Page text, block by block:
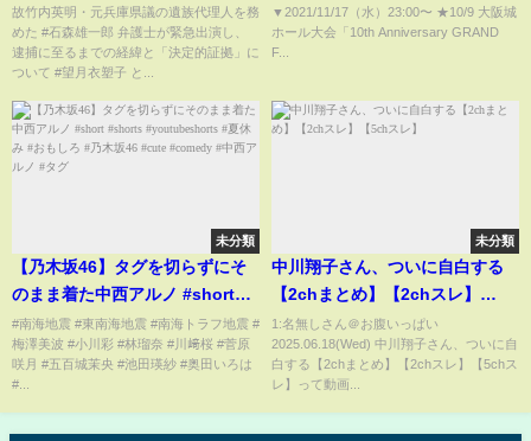
ルト”／名誉棄損容疑で逮捕！／
実は自分で罪を告白してい
た！？／他の告訴受理事件はど
故竹内英明・元兵庫県議の遺族代理人を務
めた #石森雄一郎 弁護士が緊急出演し、
逮捕に至るまでの経緯と「決定的証拠」に
ついて #望月衣塑子 と...
岩谷」 ハイスピード「キッド
vsフキゲン」 フューチャー
#98【STARDOM】
▼2021/11/17（水）23:00​​​​​​​​​​〜 ★10/9 大阪城
ホール大会「10th Anniversary GRAND
F...
未分類
【乃木坂46】タグを切らずにそ
のまま着た中西アルノ #short
#shorts #youtubeshorts #夏休
み #おもしろ #乃木坂46 #cute
#comedy #中西アルノ #タグ
#南海地震 #東南海地震 #南海トラフ地震 #
梅澤美波 #小川彩 #林瑠奈 #川﨑桜 #菅原
咲月 #五百城茉央 #池田瑛紗 #奥田いろは
#...
未分類
中川翔子さん、ついに自白する
【2chまとめ】【2chスレ】
【5chスレ】
1:名無しさん＠お腹いっぱい
2025.06.18(Wed) 中川翔子さん、ついに自
白する【2chまとめ】【2chスレ】【5chス
レ】って動画...